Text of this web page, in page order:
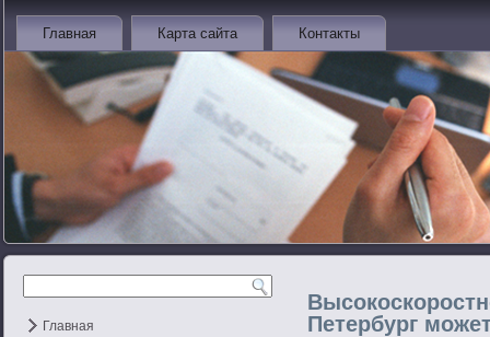
Главная Карта сайта Контакты
Главная
Петербург